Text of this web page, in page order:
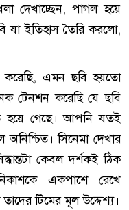
দেখাচ্ছেন, পাগল হয়ে
যা ইতিহাস তৈরি করলো,
এমন ছবি হয়তো
টেনশন করেছি যে ছবি
হয়ে গেছে। আপনি যতই
সিনেমা দেখার
কেবল দর্শকই ঠিক
একপাশে রেখে
টিমের মূল উদ্দেশ্য।